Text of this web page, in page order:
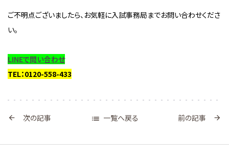
ご不明点ございましたら、お気軽に入試事務局までお問い合わせくださ
い。
LINEで問い合わせ
TEL：0120-558-433
 次の記事  一覧へ戻る 前の記事 